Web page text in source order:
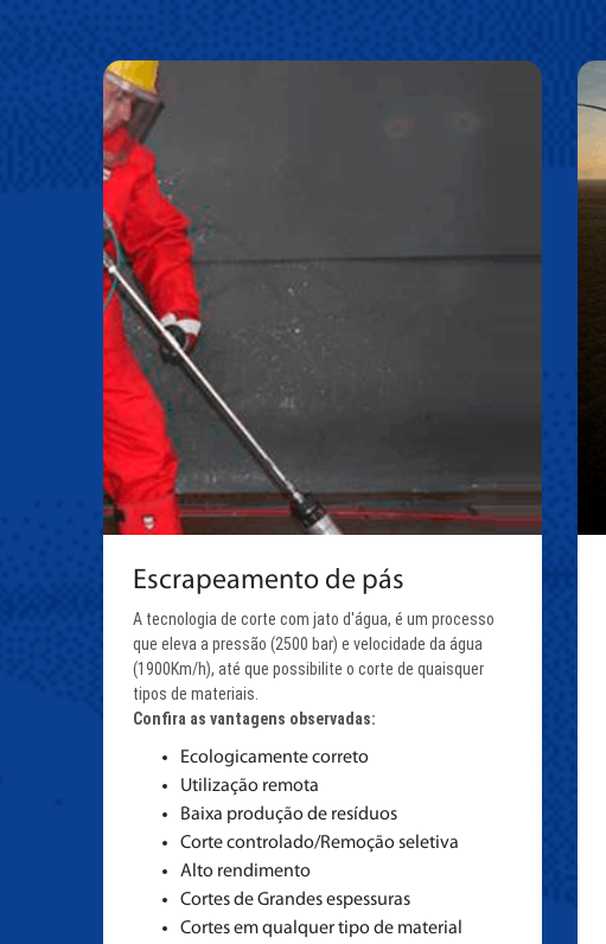
Escrapeamento de pás
A tecnologia de corte com jato d'água, é um processo
que eleva a pressão (2500 bar) e velocidade da água
(1900Km/h), até que possibilite o corte de quaisquer
tipos de materiais.
Confira as vantagens observadas:
Ecologicamente correto
Utilização remota
Baixa produção de resíduos
Corte controlado/Remoção seletiva
Alto rendimento
Cortes de Grandes espessuras
Cortes em qualquer tipo de material